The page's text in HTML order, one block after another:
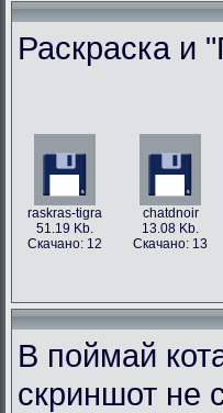
Раскраска и
raskras-tigra
51.19 Kb.
Скачано: 12
chatdnoir
13.08 Kb.
Скачано: 13
В поймай
скриншот не